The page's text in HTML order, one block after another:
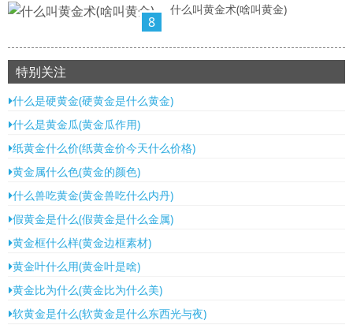
8
什么叫黄金术(啥叫黄金)
特别关注
什么是硬黄金(硬黄金是什么黄金)
什么是黄金瓜(黄金瓜作用)
纸黄金什么价(纸黄金价今天什么价格)
黄金属什么色(黄金的颜色)
什么兽吃黄金(黄金兽吃什么内丹)
假黄金是什么(假黄金是什么金属)
黄金框什么样(黄金边框素材)
黄金叶什么用(黄金叶是啥)
黄金比为什么(黄金比为什么美)
软黄金是什么(软黄金是什么东西光与夜)